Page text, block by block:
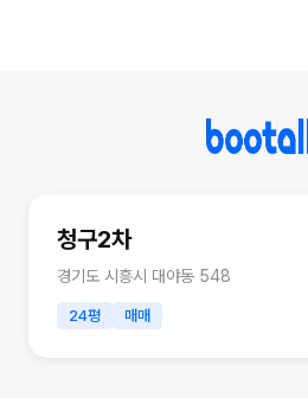
청구2차
경기도 시흥시 대야동 548
24평 매매